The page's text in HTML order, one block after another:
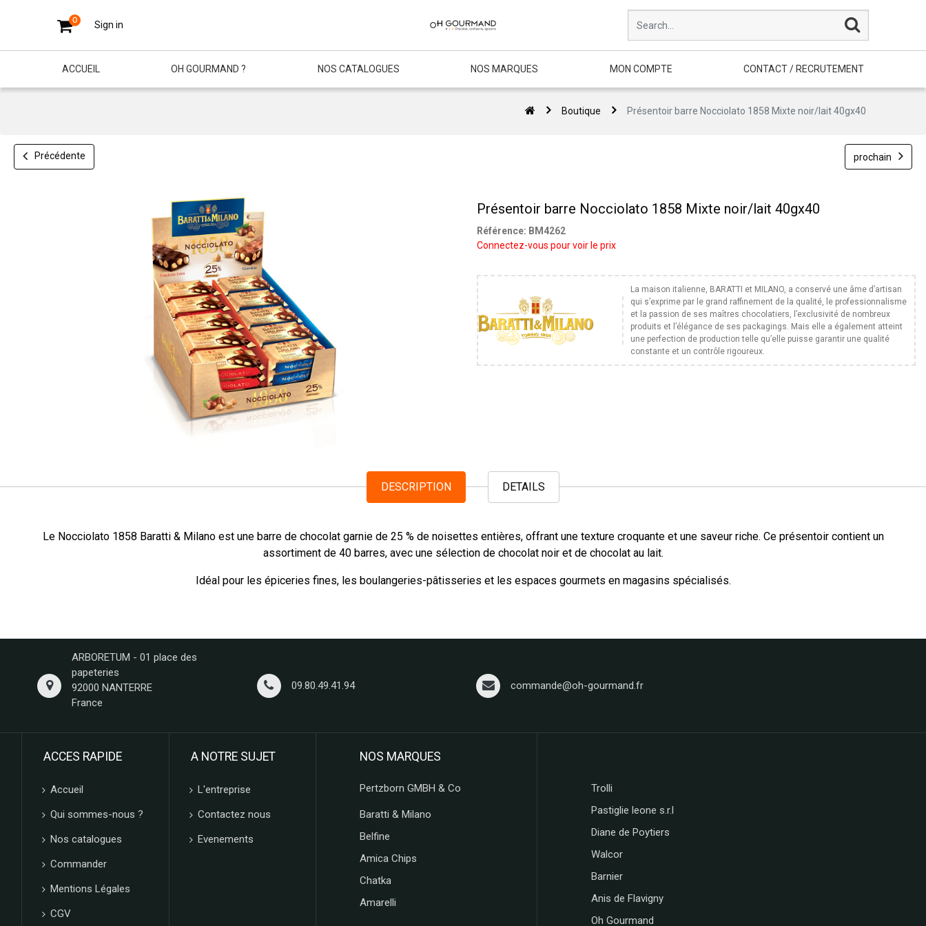
0 Sign in
ACCUEIL OH GOURMAND ? NOS CATALOGUES NOS MARQUES MON COMPTE CONTACT / RECRUTEMENT
Boutique Présentoir barre Nocciolato 1858 Mixte noir/lait 40gx40
Précédente prochain
Présentoir barre Nocciolato 1858 Mixte noir/lait 40gx40
Référence: BM4262
Connectez-vous pour voir le prix
La maison italienne, BARATTI et MILANO, a conservé une âme d’artisan
qui s’exprime par le grand raffinement de la qualité, le professionnalisme
et la passion de ses maîtres chocolatiers, l’exclusivité de nombreux
produits et l’élégance de ses packagings. Mais elle a également atteint
une perfection de production telle qu’elle puisse garantir une qualité
constante et un contrôle rigoureux.
DESCRIPTION DETAILS
Le Nocciolato 1858 Baratti & Milano est une barre de chocolat garnie de 25 % de noisettes entières, offrant une texture croquante et une saveur riche. Ce présentoir contient un
assortiment de 40 barres, avec une sélection de chocolat noir et de chocolat au lait.
Idéal pour les épiceries fines, les boulangeries-pâtisseries et les espaces gourmets en magasins spécialisés.
ARBORETUM - 01 place des
papeteries
92000 NANTERRE
France
09.80.49.41.94 commande@oh-gourmand.fr
ACCES RAPIDE
Accueil
Qui sommes-nous ?
Nos catalogues
Commander
Mentions Légales
CGV
A NOTRE SUJET
L'entreprise
Contactez nous
Evenements
NOS MARQUES
Pertzborn GMBH & Co
Baratti & Milano
Belfine
Amica Chips
Chatka
Amarelli
Trolli
Pastiglie leone s.r.l
Diane de Poytiers
Walcor
Barnier
Anis de Flavigny
Oh Gourmand